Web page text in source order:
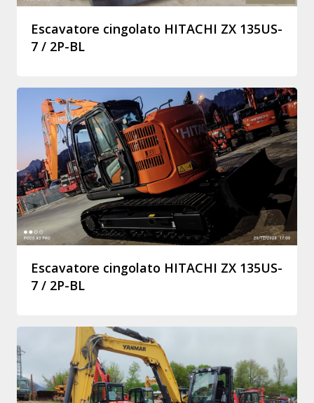
Escavatore cingolato HITACHI ZX 135US-
7 / 2P-BL
Escavatore cingolato HITACHI ZX 135US-
7 / 2P-BL